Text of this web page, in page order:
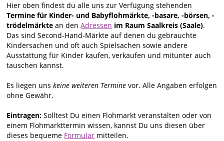
Hier oben findest du alle uns zur Verfügung stehenden
Termine für Kinder- und Babyflohmärkte, -basare, -börsen, -
trödelmärkte an denAdressen im Raum Saalkreis (Saale).
Das sind Second-Hand-Märkte auf denen du gebrauchte
Kindersachen und oft auch Spielsachen sowie andere
Ausstattung für Kinder kaufen, verkaufen und mitunter auch
tauschen kannst.
Es liegen unskeine weiteren Termine vor. Alle Angaben erfolgen
ohne Gewähr.
Eintragen:Solltest Du einen Flohmarkt veranstalten oder von
einem Flohmarkttermin wissen, kannst Du uns diesen über
dieses bequeme Formular mitteilen.